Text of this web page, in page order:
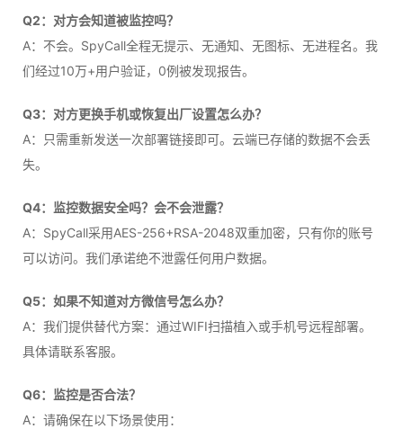
Q2：对方会知道被监控吗？
A：不会。SpyCall全程无提示、无通知、无图标、无进程名。我
们经过10万+用户验证，0例被发现报告。
Q3：对方更换手机或恢复出厂设置怎么办？
A：只需重新发送一次部署链接即可。云端已存储的数据不会丢
失。
Q4：监控数据安全吗？会不会泄露？
A：SpyCall采用AES-256+RSA-2048双重加密，只有你的账号
可以访问。我们承诺绝不泄露任何用户数据。
Q5：如果不知道对方微信号怎么办？
A：我们提供替代方案：通过WIFI扫描植入或手机号远程部署。
具体请联系客服。
Q6：监控是否合法？
A：请确保在以下场景使用：